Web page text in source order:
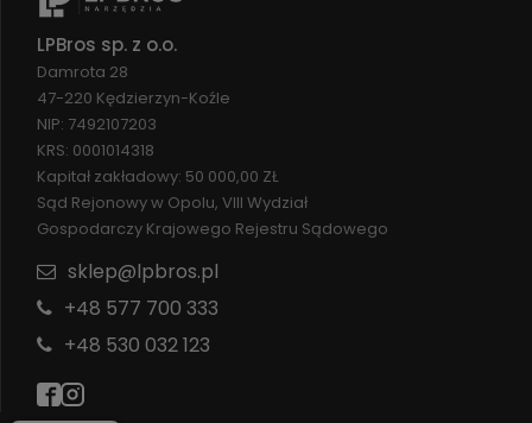
LPBros sp. z o.o.
Damrota 28
47-220 Kędzierzyn-Koźle
NIP: 7492107203
KRS: 0001014318
Kapitał zakładowy: 50 000,00 ZŁ
Sąd Rejonowy w Opolu, VIII Wydział
Gospodarczy Krajowego Rejestru Sądowego
sklep@lpbros.pl
+48 577 700 333
+48 530 032 123